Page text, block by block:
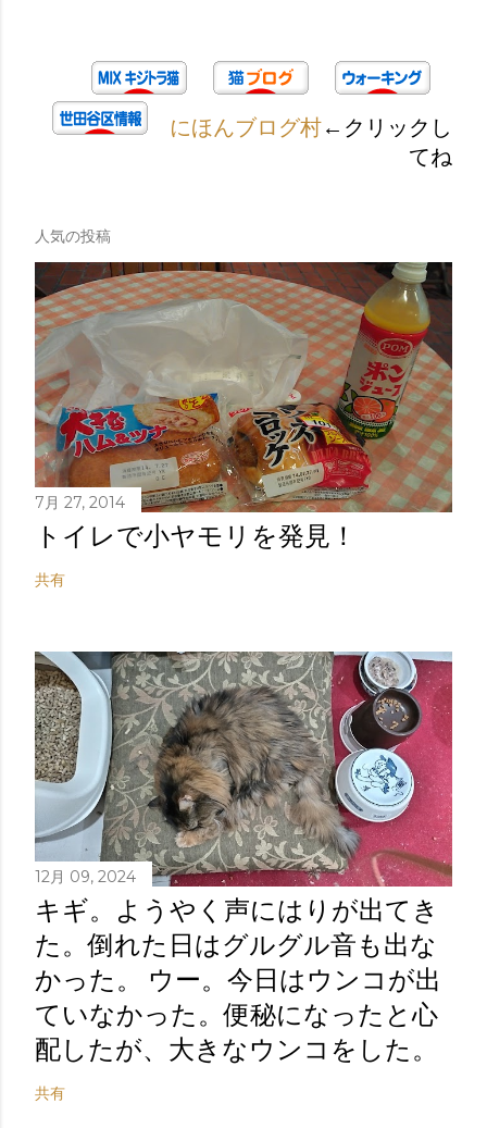
にほんブログ村←クリックし
てね
人気の投稿
7月 27, 2014
トイレで小ヤモリを発見！
共有
12月 09, 2024
キギ。ようやく声にはりが出てき
た。倒れた日はグルグル音も出な
かった。 ウー。今日はウンコが出
ていなかった。便秘になったと心
配したが、大きなウンコをした。
共有